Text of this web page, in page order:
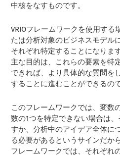
中核をなすものです。
VRIOフレームワークを使用する
たは分析対象のビジネスモデル
それぞれ特定することになりま
主な目的は、これらの要素を特
できれば、より具体的な質問を
することに進むことができるので
このフレームワークでは、変数
数の1つを特定できない場合は
すか、分析中のアイデア全体に
る必要があるというサインだか
フレームワークでは、それぞれ